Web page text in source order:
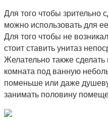
Для того чтобы зрительно
можно использовать для
Для того чтобы не
стоит ставить унитаз
Желательно также
комната под ванную
поменьше или даже
занимать половину